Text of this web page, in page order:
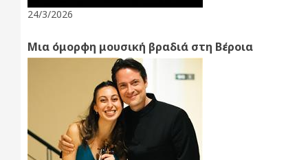
24/3/2026
Μια όμορφη μουσική βραδιά στη Βέροια